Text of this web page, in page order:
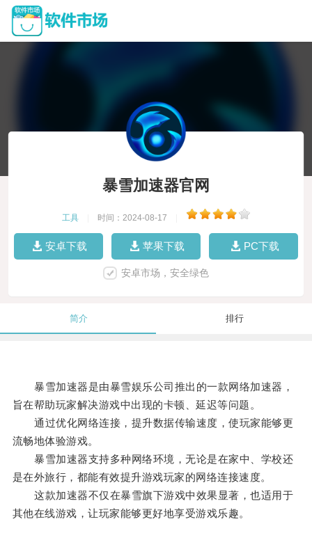
暴雪加速器官网
工具 时间：2024-08-17
安卓下载 苹果下载 PC下载
安卓市场，安全绿色
简介 排行
暴雪加速器是由暴雪娱乐公司推出的一款网络加速器，
旨在帮助玩家解决游戏中出现的卡顿、延迟等问题。
通过优化网络连接，提升数据传输速度，使玩家能够更
流畅地体验游戏。
暴雪加速器支持多种网络环境，无论是在家中、学校还
是在外旅行，都能有效提升游戏玩家的网络连接速度。
这款加速器不仅在暴雪旗下游戏中效果显著，也适用于
其他在线游戏，让玩家能够更好地享受游戏乐趣。